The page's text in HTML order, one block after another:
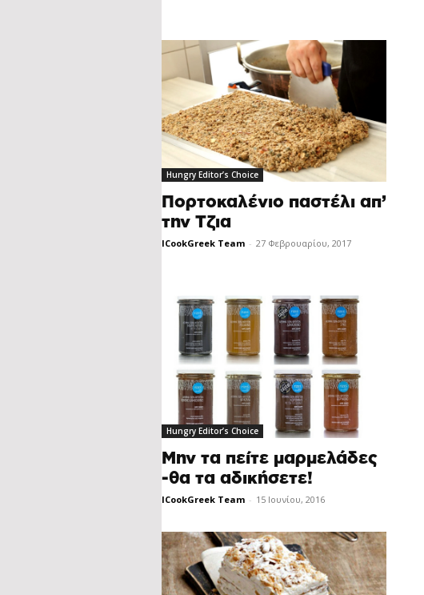
Hungry Editor’s Choice
Πορτοκαλένιο παστέλι απ’
την Τζια
ICookGreek Team - 27 Φεβρουαρίου, 2017
Hungry Editor’s Choice
Μην τα πείτε μαρμελάδες
-θα τα αδικήσετε!
ICookGreek Team - 15 Ιουνίου, 2016